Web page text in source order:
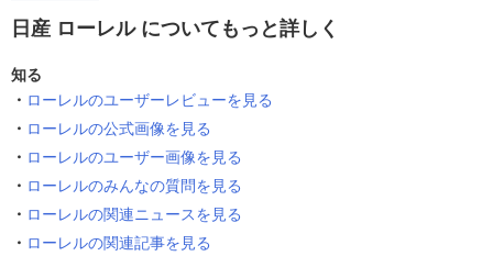
日産 ローレル についてもっと詳しく
知る
ローレルのユーザーレビューを見る
ローレルの公式画像を見る
ローレルのユーザー画像を見る
ローレルのみんなの質問を見る
ローレルの関連ニュースを見る
ローレルの関連記事を見る